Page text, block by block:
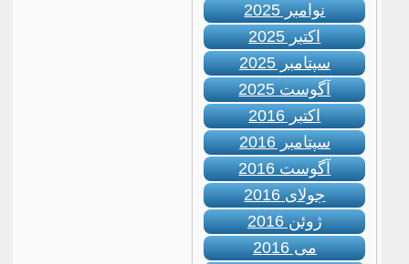
نوامبر 2025
اکتبر 2025
سپتامبر 2025
آگوست 2025
اکتبر 2016
سپتامبر 2016
آگوست 2016
جولای 2016
ژوئن 2016
می 2016